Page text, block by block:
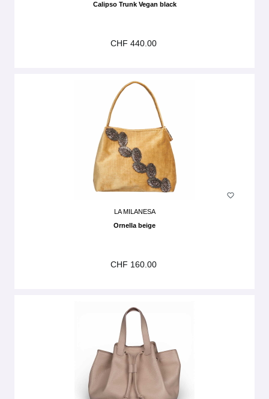
Calipso Trunk Vegan black
CHF 440.00
LA MILANESA
Ornella beige
CHF 160.00